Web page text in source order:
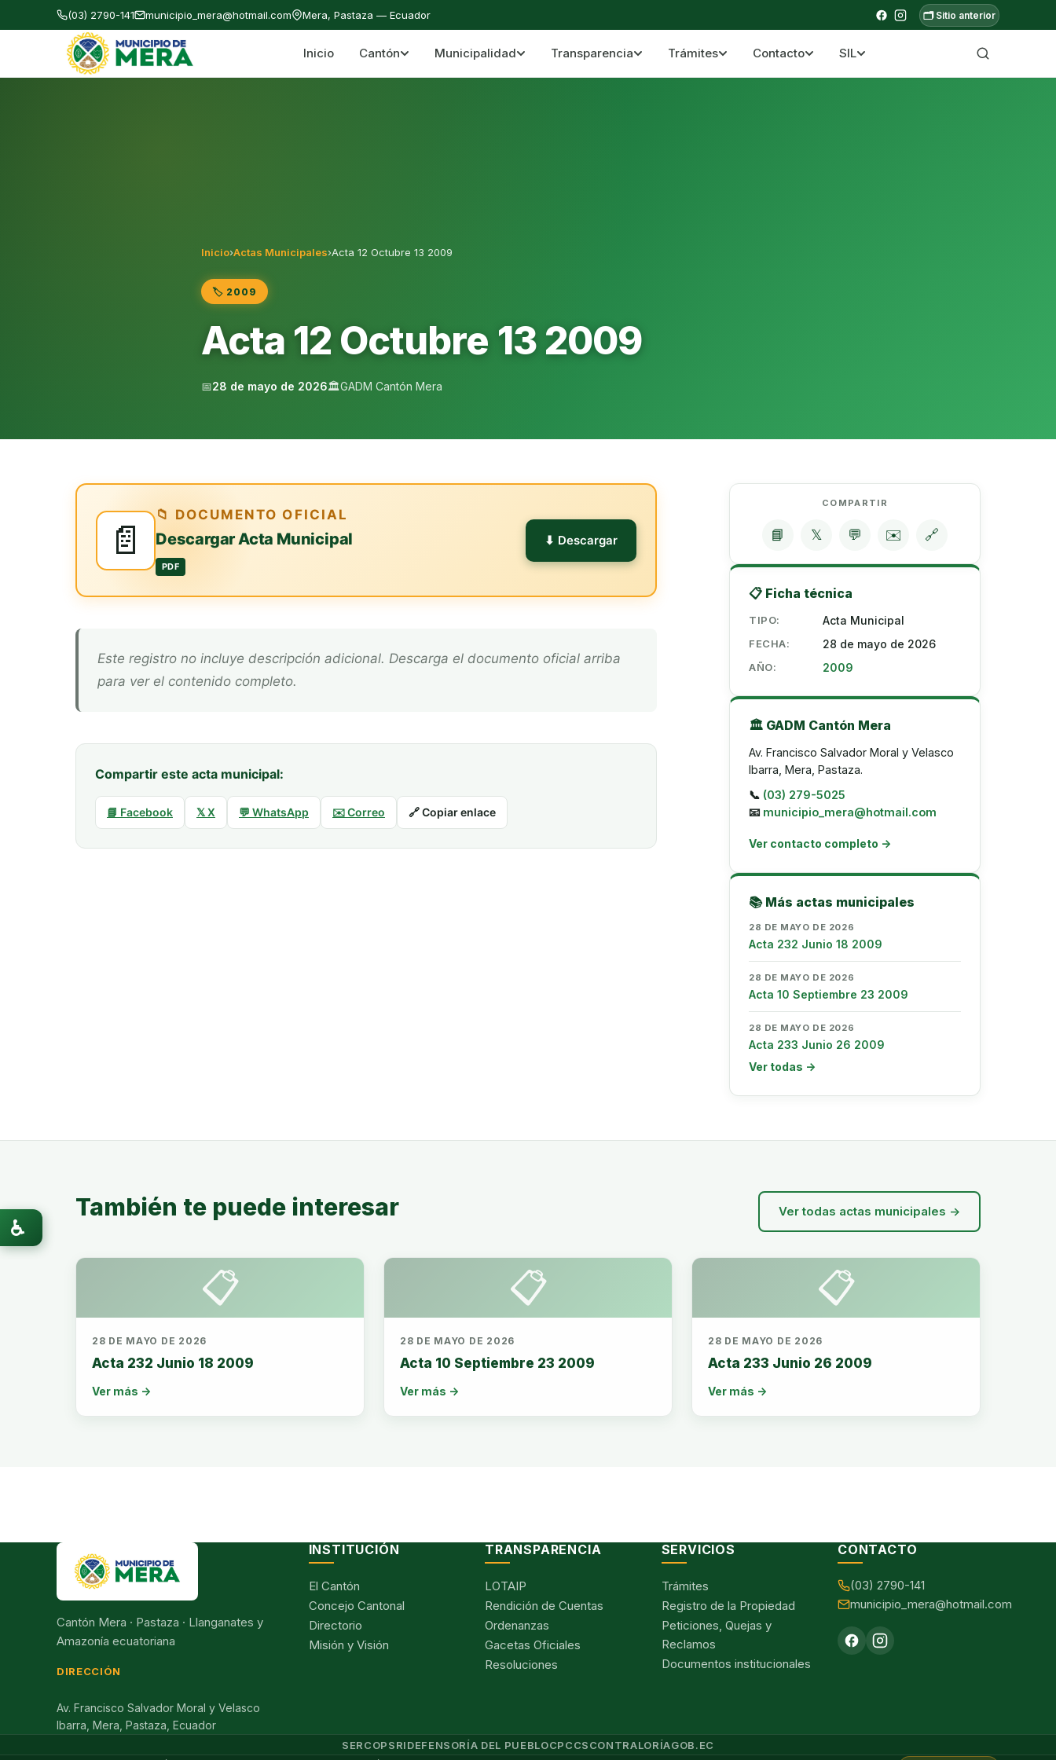
(03) 2790-141 municipio_mera@hotmail.com Mera, Pastaza — Ecuador 🗂️ Sitio anterior
Gobierno Autónomo Descentralizado Municipal del Cantón Mera Cantón Mera · Pastaza · Llanganates y Amazonía ecuatoriana
Inicio Cantón Municipalidad Transparencia Trámites Contacto SIL
Inicio›Actas Municipales›Acta 12 Octubre 13 2009
🏷️ 2009
Acta 12 Octubre 13 2009
📅28 de mayo de 2026🏛️GADM Cantón Mera
📄
📁 DOCUMENTO OFICIAL
Descargar Acta Municipal
PDF
⬇ Descargar
Este registro no incluye descripción adicional. Descarga el documento oficial arriba
para ver el contenido completo.
Compartir este acta municipal:
📘 Facebook 𝕏 X 💬 WhatsApp ✉️ Correo 🔗 Copiar enlace
COMPARTIR
📘 𝕏 💬 ✉️ 🔗
📋 Ficha técnica
TIPO: Acta Municipal
FECHA: 28 de mayo de 2026
AÑO: 2009
🏛️ GADM Cantón Mera
Av. Francisco Salvador Moral y Velasco
Ibarra, Mera, Pastaza.
📞 (03) 279-5025
📧 municipio_mera@hotmail.com
Ver contacto completo →
📚 Más actas municipales
28 DE MAYO DE 2026
Acta 232 Junio 18 2009
28 DE MAYO DE 2026
Acta 10 Septiembre 23 2009
28 DE MAYO DE 2026
Acta 233 Junio 26 2009
Ver todas →
También te puede interesar Ver todas actas municipales →
📋
28 DE MAYO DE 2026
Acta 232 Junio 18 2009
Ver más →
📋
28 DE MAYO DE 2026
Acta 10 Septiembre 23 2009
Ver más →
📋
28 DE MAYO DE 2026
Acta 233 Junio 26 2009
Ver más →
Cantón Mera · Pastaza · Llanganates y
Amazonía ecuatoriana
DIRECCIÓN
Av. Francisco Salvador Moral y Velasco
Ibarra, Mera, Pastaza, Ecuador
INSTITUCIÓN
El Cantón
Concejo Cantonal
Directorio
Misión y Visión
TRANSPARENCIA
LOTAIP
Rendición de Cuentas
Ordenanzas
Gacetas Oficiales
Resoluciones
SERVICIOS
Trámites
Registro de la Propiedad
Peticiones, Quejas y
Reclamos
Documentos institucionales
CONTACTO
(03) 2790-141
municipio_mera@hotmail.com
SERCOPSRIDEFENSORÍA DEL PUEBLOCPCCSCONTRALORÍAGOB.EC
♿